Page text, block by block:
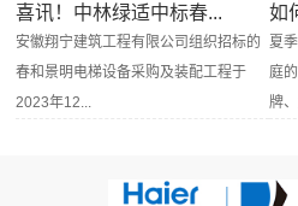
喜讯！中林绿适中标春...
安徽翔宁建筑工程有限公司组织招标的
春和景明电梯设备采购及装配工程于
2023年12...
如
夏
庭
牌